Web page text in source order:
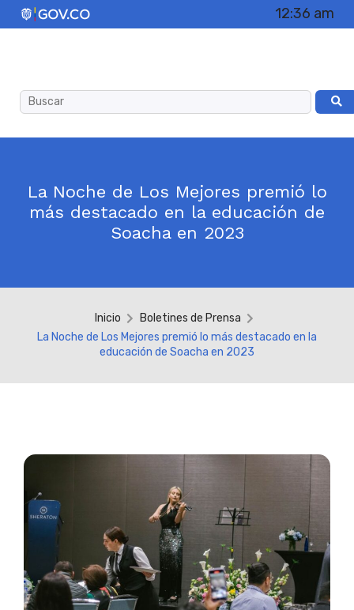
12:36 am
La Noche de Los Mejores premió lo
más destacado en la educación de
Soacha en 2023
Inicio
Boletines de Prensa
La Noche de Los Mejores premió lo más destacado en la
educación de Soacha en 2023